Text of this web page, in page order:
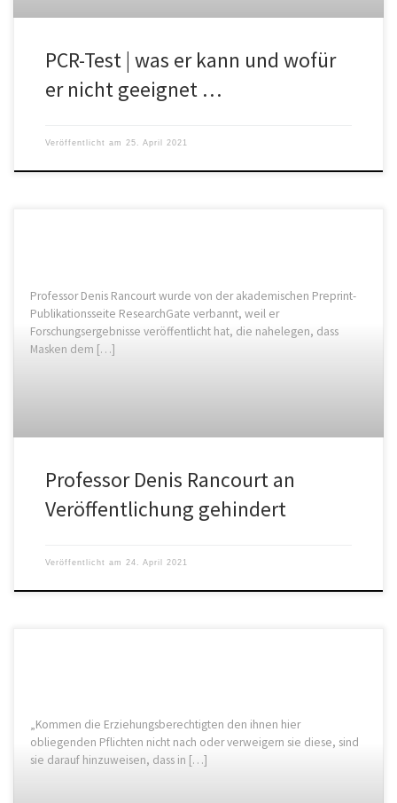
PCR-Test | was er kann und wofür
er nicht geeignet …
Veröffentlicht am 25. April 2021
Professor Denis Rancourt wurde von der akademischen Preprint-
Publikationsseite ResearchGate verbannt, weil er
Forschungsergebnisse veröffentlicht hat, die nahelegen, dass
Masken dem […]
Professor Denis Rancourt an
Veröffentlichung gehindert
Veröffentlicht am 24. April 2021
„Kommen die Erziehungsberechtigten den ihnen hier
obliegenden Pflichten nicht nach oder verweigern sie diese, sind
sie darauf hinzuweisen, dass in […]